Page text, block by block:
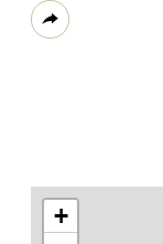
Plus
de
+